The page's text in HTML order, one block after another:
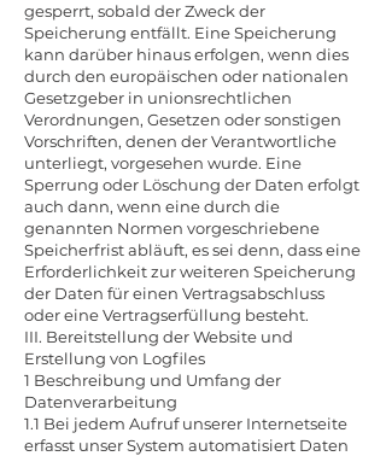
gesperrt, sobald der Zweck der
Speicherung entfällt. Eine Speicherung
kann darüber hinaus erfolgen, wenn dies
durch den europäischen oder nationalen
Gesetzgeber in unionsrechtlichen
Verordnungen, Gesetzen oder sonstigen
Vorschriften, denen der Verantwortliche
unterliegt, vorgesehen wurde. Eine
Sperrung oder Löschung der Daten erfolgt
auch dann, wenn eine durch die
genannten Normen vorgeschriebene
Speicherfrist abläuft, es sei denn, dass eine
Erforderlichkeit zur weiteren Speicherung
der Daten für einen Vertragsabschluss
oder eine Vertragserfüllung besteht.
III. Bereitstellung der Website und
Erstellung von Logfiles
1 Beschreibung und Umfang der
Datenverarbeitung
1.1 Bei jedem Aufruf unserer Internetseite
erfasst unser System automatisiert Daten